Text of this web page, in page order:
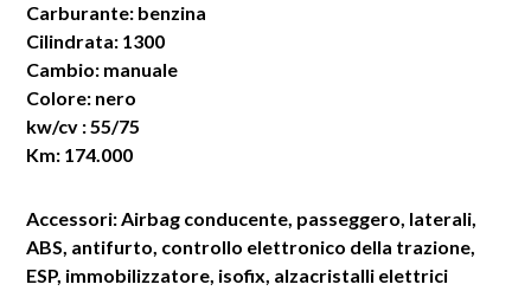
Carburante: benzina
Cilindrata: 1300
Cambio: manuale
Colore: nero
kw/cv : 55/75
Km: 174.000
Accessori: Airbag conducente, passeggero, laterali,
ABS, antifurto, controllo elettronico della trazione,
ESP, immobilizzatore, isofix, alzacristalli elettrici